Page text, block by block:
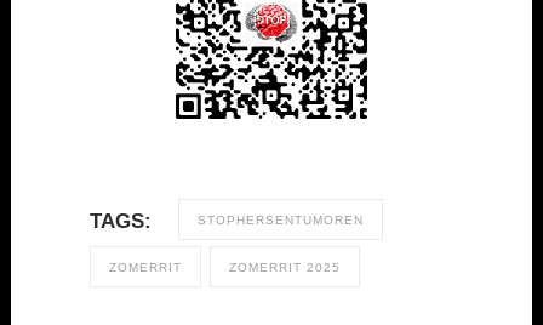
TAGS: STOPHERSENTUMOREN
ZOMERRIT ZOMERRIT 2025